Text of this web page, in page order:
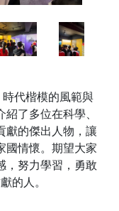
代楷模的風範與
了多位在科學、
獻的傑出人物，讓
國情懷。期望大家
，努力學習，勇敢
的人。